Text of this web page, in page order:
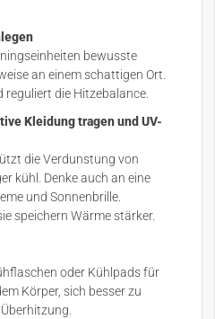
bewusste
an einem schattigen Ort.
die Hitzebalance.
Kleidung tragen und UV-
die Verdunstung von
kühl. Denke auch an eine
und Sonnenbrille.
speichern Wärme stärker.
oder Kühlpads für
Körper, sich besser zu